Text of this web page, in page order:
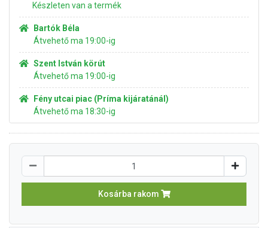
Készleten van a termék
Bartók Béla
Átvehető ma 19:00-ig
Szent István körút
Átvehető ma 19:00-ig
Fény utcai piac (Príma kijáratánál)
Átvehető ma 18:30-ig
Kosárba rakom